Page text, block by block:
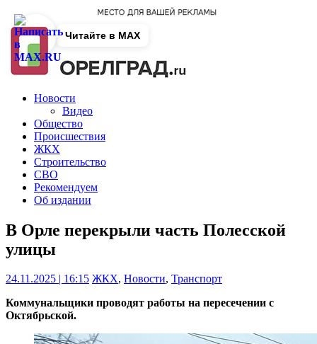
Новости
Видео
Общество
Происшествия
ЖКХ
Строительство
СВО
Рекомендуем
Об издании
В Орле перекрыли часть Полесской
улицы
24.11.2025 | 16:15 ЖКХ, Новости, Транспорт
Коммунальщики проводят работы на пересечении с
Октябрьской.
Читайте в MAX